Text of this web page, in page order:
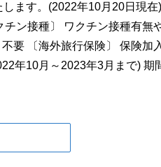
ます。(2022年10月20日現
ン接種〕 ワクチン接種有無
要 〔海外旅行保険〕 保険加
年10月～2023年3月まで) 期